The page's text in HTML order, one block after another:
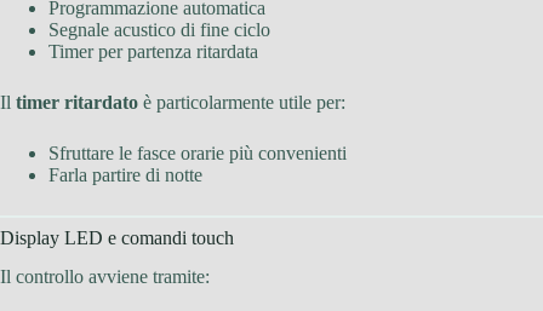
Programmazione automatica
Segnale acustico di fine ciclo
Timer per partenza ritardata
Il timer ritardato è particolarmente utile per:
Sfruttare le fasce orarie più convenienti
Farla partire di notte
Display LED e comandi touch
Il controllo avviene tramite: